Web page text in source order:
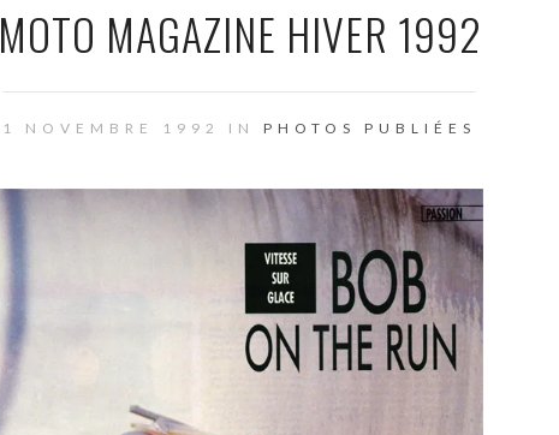
MOTO MAGAZINE HIVER 1992
1 NOVEMBRE 1992 IN PHOTOS PUBLIÉES